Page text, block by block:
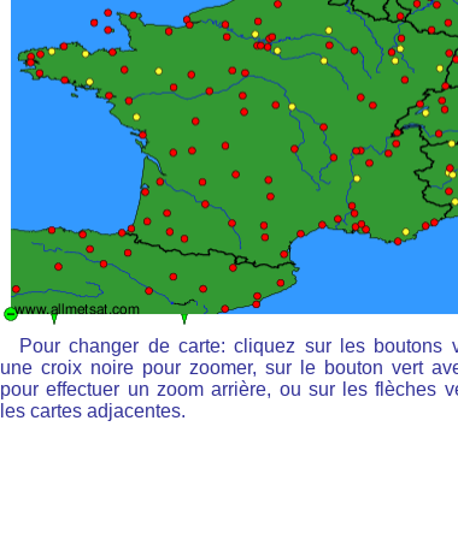
Pour changer de carte: cliquez sur les boutons
une croix noire pour zoomer, sur le bouton vert
pour effectuer un zoom arrière, ou sur les flèches
les cartes adjacentes.